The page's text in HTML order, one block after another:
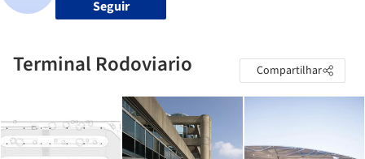
Seguir
Terminal Rodoviario Compartilhar